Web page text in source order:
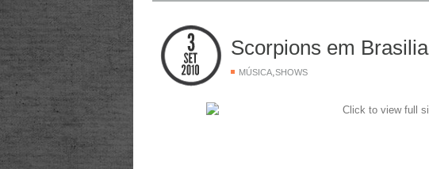
Scorpions em Brasilia
MÚSICA,SHOWS